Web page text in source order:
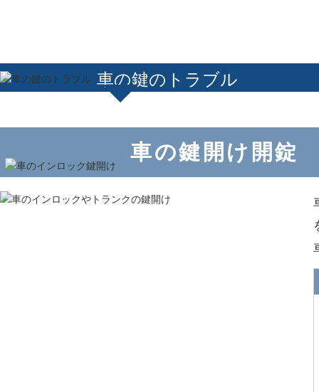
車の鍵のトラブル
車の鍵開け開錠